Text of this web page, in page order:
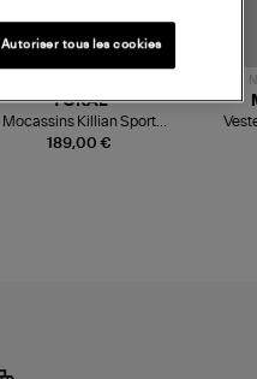
189,00 €
TORAL
Mocassins Killian Sport
Mousse
Autoriser tous les cookies